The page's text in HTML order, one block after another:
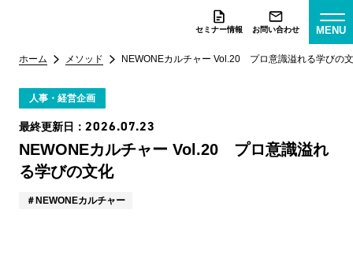
セミナー情報 お問い合わせ MENU
ホーム メソッド NEWONEカルチャー Vol.20 プロ意識溢れる学びの
人事・経営企画
最終更新日： 2026.07.23
NEWONEカルチャー Vol.20 プロ意識溢れ
る学びの文化
NEWONEカルチャー